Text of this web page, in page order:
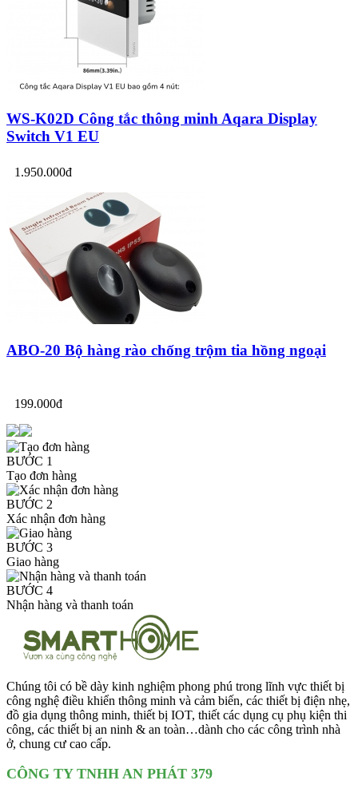
WS-K02D Công tắc thông minh Aqara Display
Switch V1 EU
1.950.000đ
ABO-20 Bộ hàng rào chống trộm tia hồng ngoại
199.000đ
BƯỚC 1
Tạo đơn hàng
BƯỚC 2
Xác nhận đơn hàng
BƯỚC 3
Giao hàng
BƯỚC 4
Nhận hàng và thanh toán
Chúng tôi có bề dày kinh nghiệm phong phú trong lĩnh vực thiết bị
công nghệ điều khiển thông minh và cảm biến, các thiết bị điện nhẹ,
đồ gia dụng thông minh, thiết bị IOT, thiết các dụng cụ phụ kiện thi
công, các thiết bị an ninh & an toàn…dành cho các công trình nhà
ở, chung cư cao cấp.
CÔNG TY TNHH AN PHÁT 379